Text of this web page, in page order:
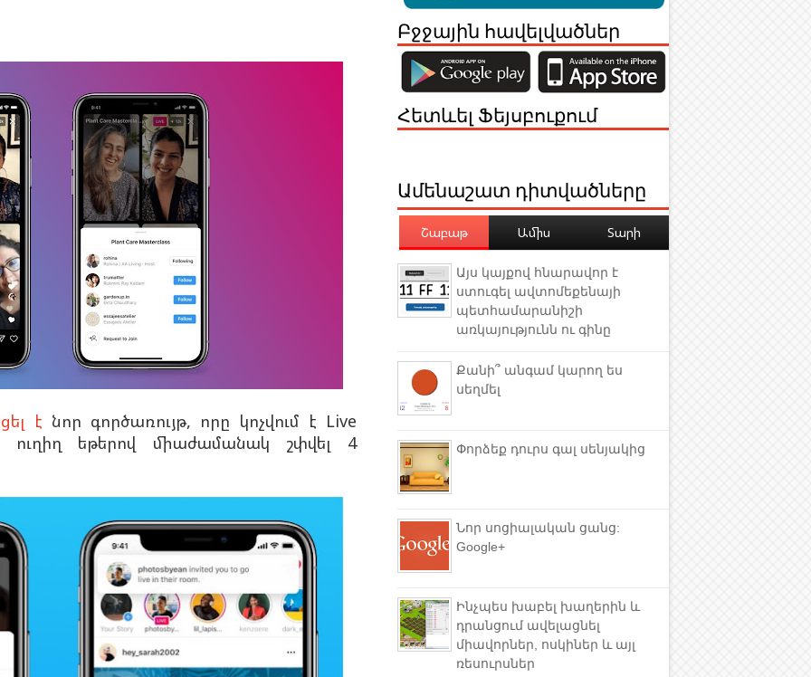
է նոր գործառույթ, որը կոչվում է Live
ուղիղ եթերով միաժամանակ շփվել 4
Բջջային հավելվածներ
Հետևել Ֆեյսբուքում
Ամենաշատ դիտվածները
Շաբաթ Ամիս Տարի
Այս կայքով հնարավոր է
ստուգել ավտոմեքենայի
պետհամարանիշի
առկայությունն ու գինը
Քանի՞ անգամ կարող ես
սեղմել
Փորձեք դուրս գալ սենյակից
Նոր սոցիալական ցանց:
Google+
Ինչպես խաբել խաղերին և
դրանցում ավելացնել
միավորներ, ոսկիներ և այլ
ռեսուրսներ